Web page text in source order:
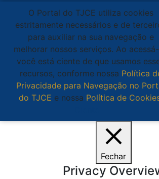
O Portal do TJCE utiliza cookies
estritamente necessários e de
para auxiliar na sua navegação e
melhorar nossos serviços. Ao
você está ciente de que usamos
recursos, conforme nossa Política
Privacidade para Navegação no
do TJCE e nossa Política de
Fechar
Privacy